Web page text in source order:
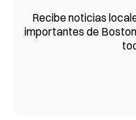
Recibe noticias
importantes de